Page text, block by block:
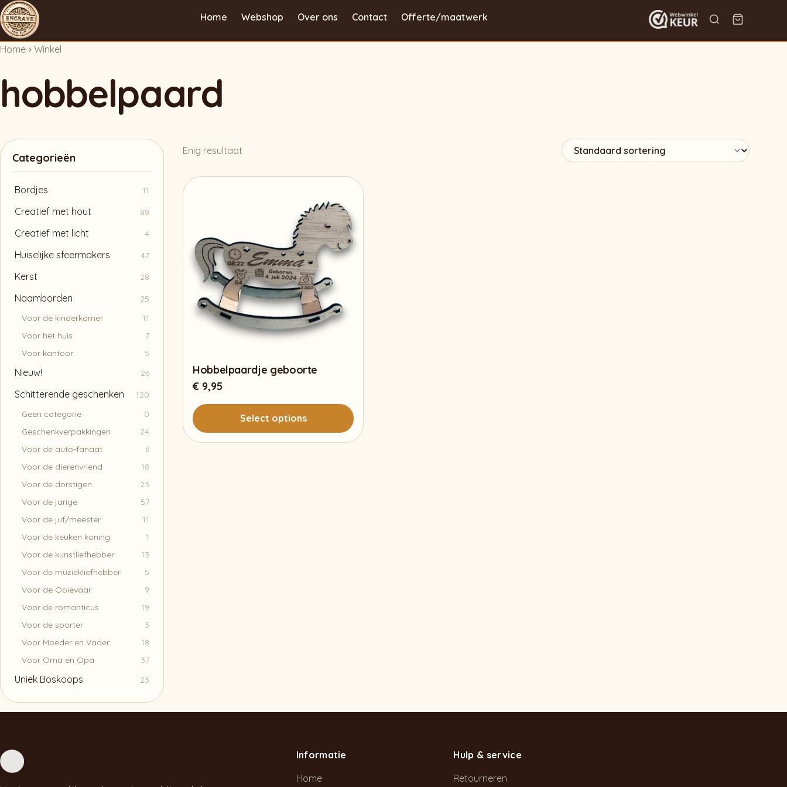
Home Webshop Over ons Contact Offerte/maatwerk
Home Winkel
hobbelpaard
Categorieën
Bordjes 11
Creatief met hout 89
Creatief met licht 4
Huiselijke sfeermakers 47
Kerst 28
Naamborden
25
Voor de kinderkamer
11
Voor het huis
7
Voor kantoor
5
Nieuw! 26
Schitterende geschenken
120
Geen categorie
0
Geschenkverpakkingen
24
Voor de auto-fanaat
6
Voor de dierenvriend
18
Voor de dorstigen
23
Voor de jarige
57
Voor de juf/meester
11
Voor de keuken koning
1
Voor de kunstliefhebber
13
Voor de muziekliefhebber
5
Voor de Ooievaar
9
Voor de romanticus
19
Voor de sporter
3
Voor Moeder en Vader
18
Voor Oma en Opa
37
Uniek Boskoops 23
Enig resultaat
Hobbelpaardje geboorte
€ 9,95
Select options
Informatie
Home
Hulp & service
Retourneren